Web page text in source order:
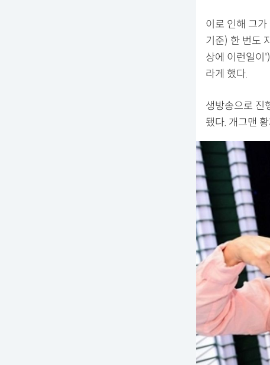
이로 인해 그
기준) 한 번도
상에 이런일이
라게 했다.
생방송으로 진
됐다. 개그맨